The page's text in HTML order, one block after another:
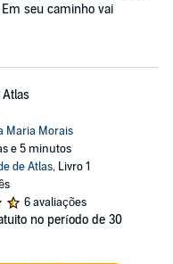
seu caminho vai
Maria Morais
e 5 minutos
de Atlas, Livro 1
6 avaliações
no período de 30